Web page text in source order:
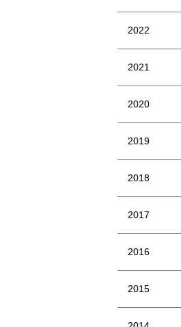
2022
2021
2020
2019
2018
2017
2016
2015